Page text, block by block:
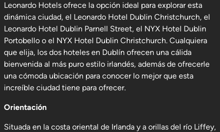
Leonardo Hotels ofrece la opción ideal para explorar esta
dinámica ciudad, el Leonardo Hotel Dublin Christchurch, el
Leonardo Hotel Dublin Parnell Street, el NYX Hotel Dublin
Portobello o el NYX Hotel Dublin Christchurch. Cualquiera
que elija, los dos hoteles en Dublín ofrecen una cálida
bienvenida al más puro estilo irlandés, además de ofrecerle
una cómoda ubicación para conocer lo mejor que esta
increíble ciudad tiene para ofrecer.
Orientación
Situada en la costa oriental de Irlanda y a orillas del río Liffey,